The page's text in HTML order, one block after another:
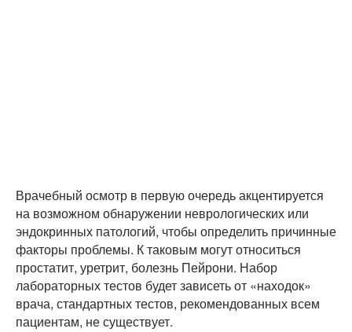
Врачебный осмотр в первую очередь акцентируется
на возможном обнаружении неврологических или
эндокринных патологий, чтобы определить причинные
факторы проблемы. К таковым могут относиться
простатит, уретрит, болезнь Пейрони. Набор
лабораторных тестов будет зависеть от «находок»
врача, стандартных тестов, рекомендованных всем
пациентам, не существует.